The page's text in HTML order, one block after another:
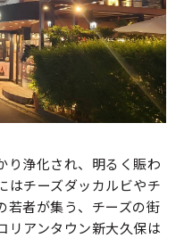
り浄化され、明るく賑わ
はチーズダッカルビやチ
若者が集う、チーズの街
リアンタウン新大久保は